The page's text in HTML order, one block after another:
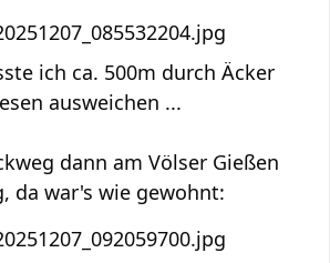
ich ca. 500m durch Äcker
ausweichen ...
dann am Völser Gießen
da war's wie gewohnt: